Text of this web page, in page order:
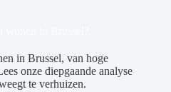
in Brussel, van hoge
onze diepgaande analyse
te verhuizen.